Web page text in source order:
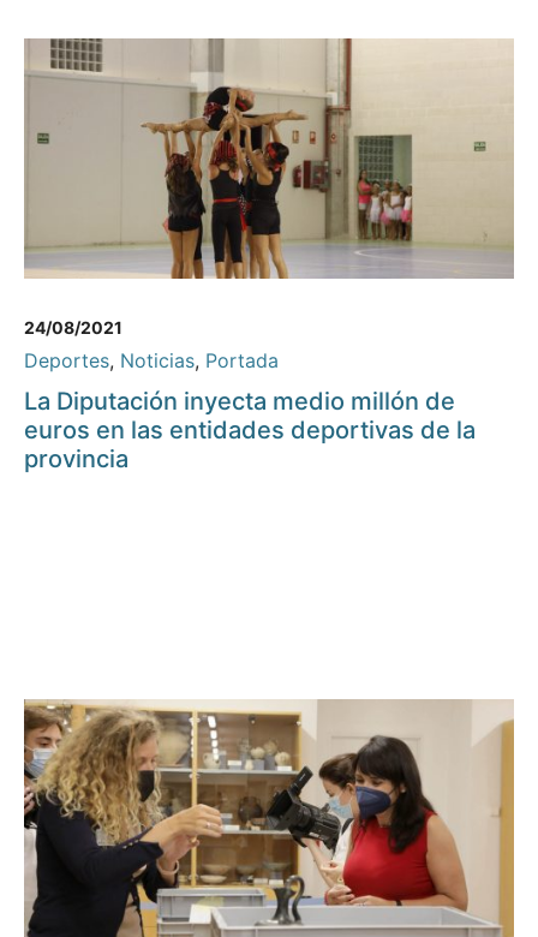
24/08/2021
Deportes, Noticias, Portada
La Diputación inyecta medio millón de
euros en las entidades deportivas de la
provincia